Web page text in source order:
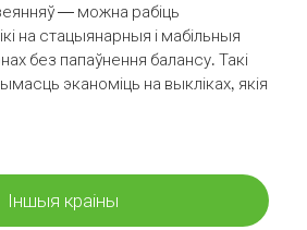
— можна рабіць
на стацыянарныя і мабільныя
без папаўнення балансу. Такі
эканоміць на выкліках, якія
Іншыя краіны